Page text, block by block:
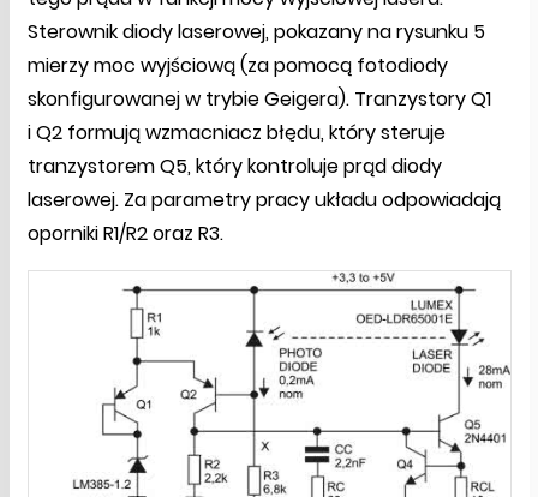
Sterownik diody laserowej, pokazany na rysunku 5
mierzy moc wyjściową (za pomocą fotodiody
skonfigurowanej w trybie Geigera). Tranzystory Q1
i Q2 formują wzmacniacz błędu, który steruje
tranzystorem Q5, który kontroluje prąd diody
laserowej. Za parametry pracy układu odpowiadają
oporniki R1/R2 oraz R3.